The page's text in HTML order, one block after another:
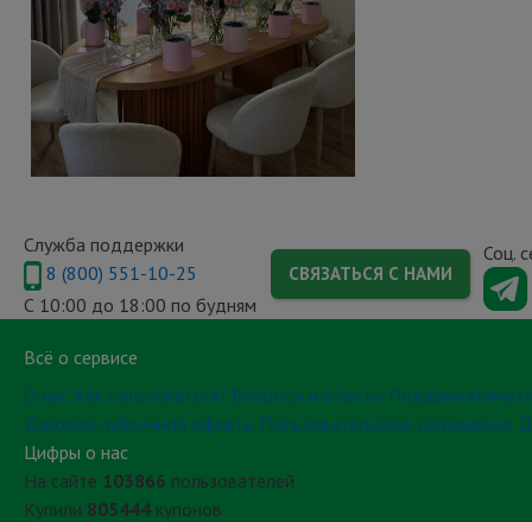
Всё о сервисе
О нас Как пользоваться? Вопросы и ответы Подарки-
Договор публичной оферты Пользовательское соглашение
Цифры о нас
На сайте 103866 пользователей
Купили 805444купонов
Служба поддержки
8 (800) 551-10-25
С 10:00 до 18:00 по будням
СВЯЗАТЬСЯ С НАМИ
Соц.